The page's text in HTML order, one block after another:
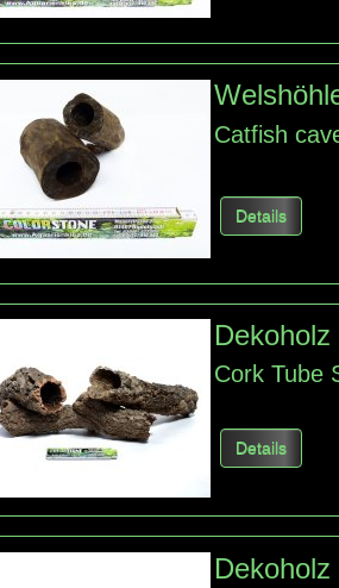
Catfish
Details
Cork Tube
Details